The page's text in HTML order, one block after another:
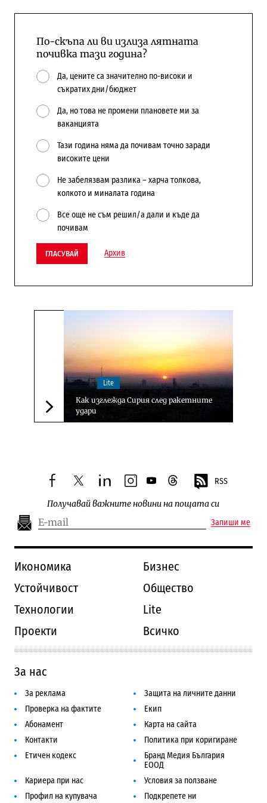
По-скъпа ли ви излиза лятната
почивка тази година?
Да, цените са значително по-високи и
съкратих дни/бюджет
Да, но това не промени плановете ми за
ваканцията
Тази година няма да почивам точно заради
високите цени
Не забелязвам разлика – харча толкова,
колкото и миналата година
Все още не съм решил/а дали и къде да
почивам
ГЛАСУВАЙ Архив
Следваща новина
Lite
Как изглежда Сирия след ракетните
удари
facebooktwitterlinkedininstagram
youtubethreads RSS
Получавай важните новини на пощата си
Запиши ме
Икономика
Бизнес
Устойчивост
Общество
Технологии
Lite
Проекти
Всичко
За нас
За реклама
Защита на личните данни
Проверка на фактите
Екип
Абонамент
Карта на сайта
Контакти
Политика при коригиране
Етичен кодекс
Бранд Медия България
ЕООД
Кариера при нас
Условия за ползване
Профил на купувача
Подкрепете ни